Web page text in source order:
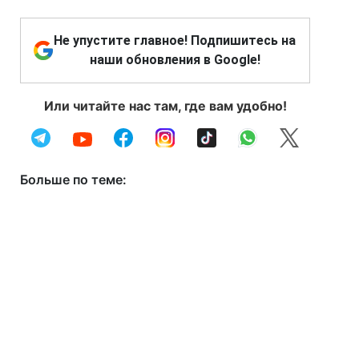
Не упустите главное! Подпишитесь на
наши обновления в Google!
Или читайте нас там, где вам удобно!
Больше по теме: